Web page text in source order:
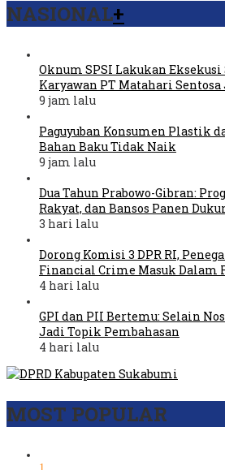
NASIONAL+
Oknum SPSI Lakukan
Karyawan PT Matahari Sentosa
9 jam lalu
Paguyuban Konsumen Plastik
Bahan Baku Tidak Naik
9 jam lalu
Dua Tahun Prabowo-Gibran:
Rakyat, dan Bansos Panen
3 hari lalu
Dorong Komisi 3 DPR RI,
Financial Crime Masuk Dalam
4 hari lalu
GPI dan PII Bertemu: Selain
Jadi Topik Pembahasan
4 hari lalu
MOST POPULAR